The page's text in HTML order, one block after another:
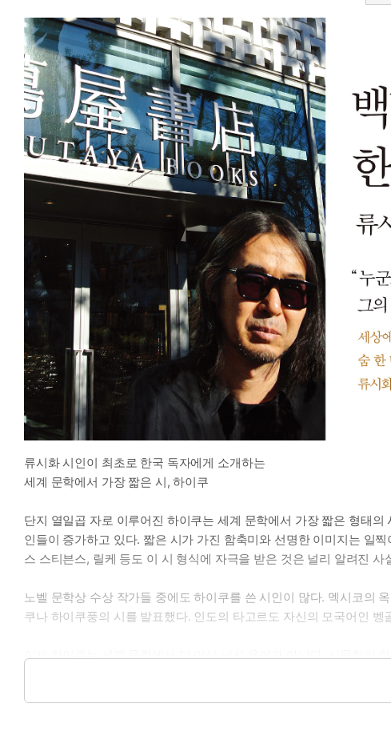
류시화 시인이 최초로 한국 독자에게 소개하는
세계 문학에서 가장 짧은 시, 하이쿠
단지 열일곱 자로 이루어진 하이쿠는 세계 문학에서 가장 짧은 형태
인들이 증가하고 있다. 짧은 시가 가진 함축미와 선명한 이미지는 일
스 스티븐스, 릴케 등도 이 시 형식에 자극을 받은 것은 널리 알려진 사
노벨 문학상 수상 작가들 중에도 하이쿠를 쓴 시인이 많다. 멕시코의
쿠나 하이쿠풍의 시를 발표했다. 인도의 타고르도 자신의 모국어인 벵
이제 하이쿠는 세계 문학에서 더 이상 낯선 용어가 아니다. 시문학의
나라에서 '하이쿠'는 여전히 낯설고 생소한 세계이다. 일본에 대한 민